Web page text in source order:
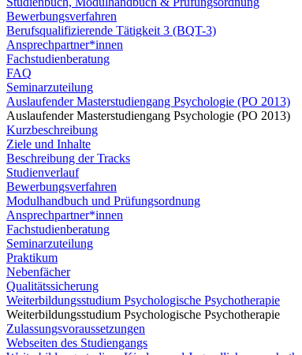
Bewerbungsverfahren
Berufsqualifizierende Tätigkeit 3 (BQT-3)
Ansprechpartner*innen
Fachstudienberatung
FAQ
Seminarzuteilung
Auslaufender Masterstudiengang Psychologie (PO 2013)
Auslaufender Masterstudiengang Psychologie (PO 2013)
Kurzbeschreibung
Ziele und Inhalte
Beschreibung der Tracks
Studienverlauf
Bewerbungsverfahren
Modulhandbuch und Prüfungsordnung
Ansprechpartner*innen
Fachstudienberatung
Seminarzuteilung
Praktikum
Nebenfächer
Qualitätssicherung
Weiterbildungsstudium Psychologische Psychotherapie
Weiterbildungsstudium Psychologische Psychotherapie
Zulassungsvoraussetzungen
Webseiten des Studiengangs